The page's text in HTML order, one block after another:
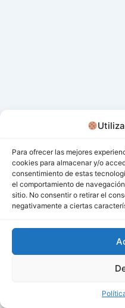
Para ofrecer las mejores
cookies para almacenar y/o
consentimiento de estas
el comportamiento de
sitio. No consentir o retirar el
negativamente a ciertas
Todos los derechos ©